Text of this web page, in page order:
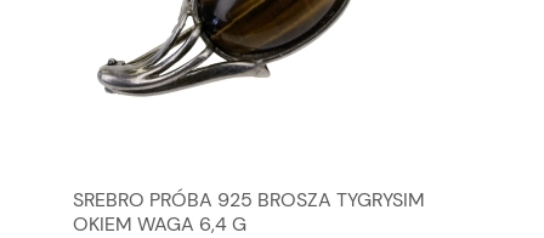
SREBRO PRÓBA 925 BROSZA TYGRYSIM
OKIEM WAGA 6,4 G